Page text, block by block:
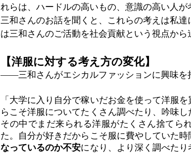
れらは、ハードルの高いもの、意識の高い人
三和さんのお話を聞くと、これらの考えは私
は三和さんのご活動を社会貢献という視点から
【洋服に対する考え方の変化】
――三和さんがエシカルファッションに興味を
「大学に入り自分で稼いだお金を使って洋服
らこそ洋服についてたくさん調べたり、吟味
その中でまだ来られる洋服がたくさん捨てら
た。自分が好きだからこそ服に費やしていた
なっているのか不安になり、より深く調べた